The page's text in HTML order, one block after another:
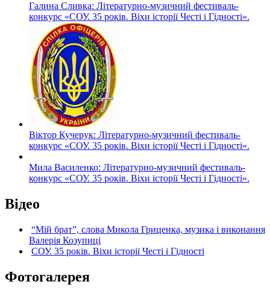
Галина Сливка: Літературно-музичний фестиваль-
конкурс «СОУ. 35 років. Віхи історії Честі і Гідності».
Віктор Кучерук: Літературно-музичний фестиваль-
конкурс «СОУ. 35 років. Віхи історії Честі і Гідності».
Мила Василенко: Літературно-музичний фестиваль-
конкурс «СОУ. 35 років. Віхи історії Честі і Гідності».
Відео
“Мій брат”, слова Микола Гриценка, музика і виконання
Валерія Козупиці
СОУ. 35 років. Віхи історії Честі і Гідності
Фотогалерея